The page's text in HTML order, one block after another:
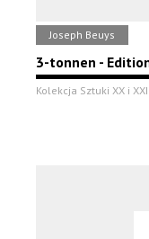
Joseph Beuys
3-tonnen -
Kolekcja Sztuki XX i